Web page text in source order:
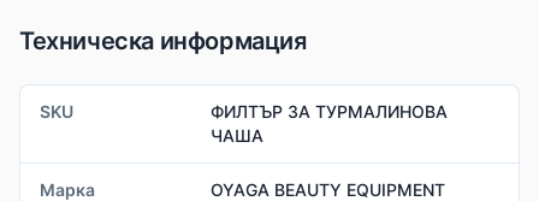
Техническа информация
SKU
ФИЛТЪР ЗА ТУРМАЛИНОВА
ЧАША
Марка
OYAGA BEAUTY EQUIPMENT